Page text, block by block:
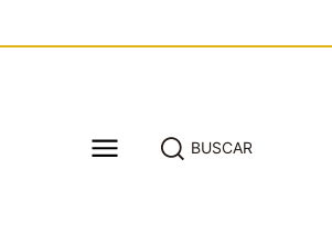
BUSCAR